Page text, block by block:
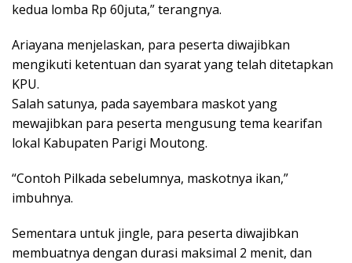
kedua lomba Rp 60juta,” terangnya.
Ariayana menjelaskan, para peserta diwajibkan
mengikuti ketentuan dan syarat yang telah ditetapkan
KPU.
Salah satunya, pada sayembara maskot yang
mewajibkan para peserta mengusung tema kearifan
lokal Kabupaten Parigi Moutong.
“Contoh Pilkada sebelumnya, maskotnya ikan,”
imbuhnya.
Sementara untuk jingle, para peserta diwajibkan
membuatnya dengan durasi maksimal 2 menit, dan